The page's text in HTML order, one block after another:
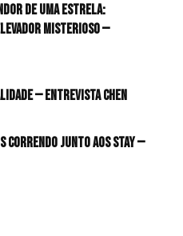
de uma estrela:
misterioso —
— Entrevista CHEN
correndo junto aos STAY —